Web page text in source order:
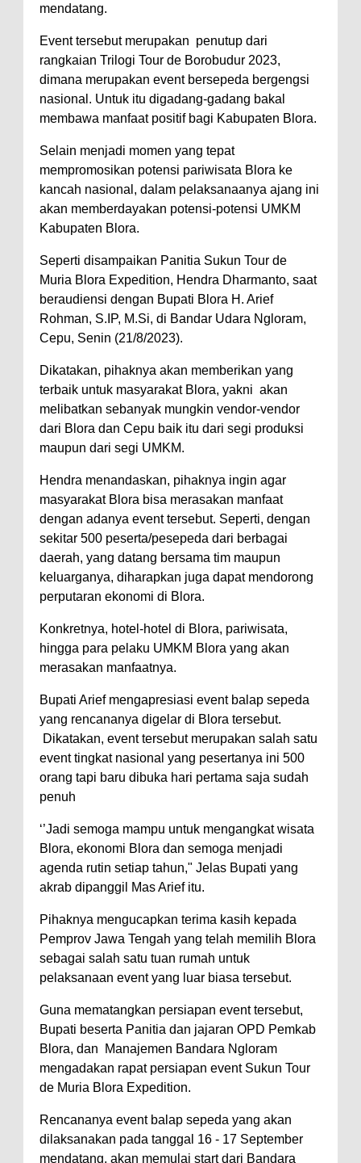
mendatang.
Event tersebut merupakan penutup dari
rangkaian Trilogi Tour de Borobudur 2023,
dimana merupakan event bersepeda bergengsi
nasional. Untuk itu digadang-gadang bakal
membawa manfaat positif bagi Kabupaten Blora.
Selain menjadi momen yang tepat
mempromosikan potensi pariwisata Blora ke
kancah nasional, dalam pelaksanaanya ajang ini
akan memberdayakan potensi-potensi UMKM
Kabupaten Blora.
Seperti disampaikan Panitia Sukun Tour de
Muria Blora Expedition, Hendra Dharmanto, saat
beraudiensi dengan Bupati Blora H. Arief
Rohman, S.IP, M.Si, di Bandar Udara Ngloram,
Cepu, Senin (21/8/2023).
Dikatakan, pihaknya akan memberikan yang
terbaik untuk masyarakat Blora, yakni akan
melibatkan sebanyak mungkin vendor-vendor
dari Blora dan Cepu baik itu dari segi produksi
maupun dari segi UMKM.
Hendra menandaskan, pihaknya ingin agar
masyarakat Blora bisa merasakan manfaat
dengan adanya event tersebut. Seperti, dengan
sekitar 500 peserta/pesepeda dari berbagai
daerah, yang datang bersama tim maupun
keluarganya, diharapkan juga dapat mendorong
perputaran ekonomi di Blora.
Konkretnya, hotel-hotel di Blora, pariwisata,
hingga para pelaku UMKM Blora yang akan
merasakan manfaatnya.
Bupati Arief mengapresiasi event balap sepeda
yang rencananya digelar di Blora tersebut.
Dikatakan, event tersebut merupakan salah satu
event tingkat nasional yang pesertanya ini 500
orang tapi baru dibuka hari pertama saja sudah
penuh
‘’Jadi semoga mampu untuk mengangkat wisata
Blora, ekonomi Blora dan semoga menjadi
agenda rutin setiap tahun," Jelas Bupati yang
akrab dipanggil Mas Arief itu.
Pihaknya mengucapkan terima kasih kepada
Pemprov Jawa Tengah yang telah memilih Blora
sebagai salah satu tuan rumah untuk
pelaksanaan event yang luar biasa tersebut.
Guna mematangkan persiapan event tersebut,
Bupati beserta Panitia dan jajaran OPD Pemkab
Blora, dan Manajemen Bandara Ngloram
mengadakan rapat persiapan event Sukun Tour
de Muria Blora Expedition.
Rencananya event balap sepeda yang akan
dilaksanakan pada tanggal 16 - 17 September
mendatang, akan memulai start dari Bandara